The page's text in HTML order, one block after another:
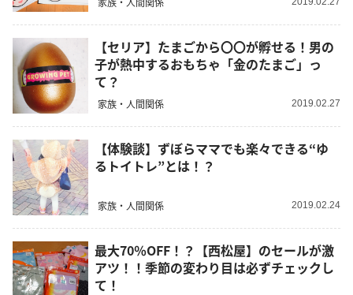
【セリア】たまごから〇〇が孵せる！男の
子が熱中するおもちゃ「金のたまご」っ
て？
家族・人間関係 2019.02.27
【体験談】ずぼらママでも楽々できる“ゆ
るトイトレ”とは！？
家族・人間関係 2019.02.24
最大70％OFF！？【西松屋】のセールが激
アツ！！季節の変わり目は必ずチェックし
て！